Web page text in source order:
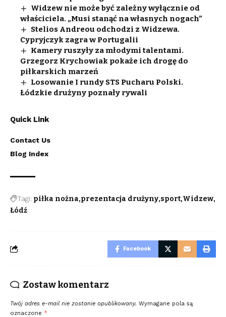
Widzew nie może być zależny wyłącznie od
właściciela. „Musi stanąć na własnych nogach”
Stelios Andreou odchodzi z Widzewa.
Cypryjczyk zagra w Portugalii
Kamery ruszyły za młodymi talentami.
Grzegorz Krychowiak pokaże ich drogę do
piłkarskich marzeń
Losowanie I rundy STS Pucharu Polski.
Łódzkie drużyny poznały rywali
Quick Link
Contact Us
Blog Index
Tagi: piłka nożna prezentacja drużyny sport Widzew
Łódź
Facebook
Zostaw komentarz
Twój adres e-mail nie zostanie opublikowany. Wymagane pola są
oznaczone *